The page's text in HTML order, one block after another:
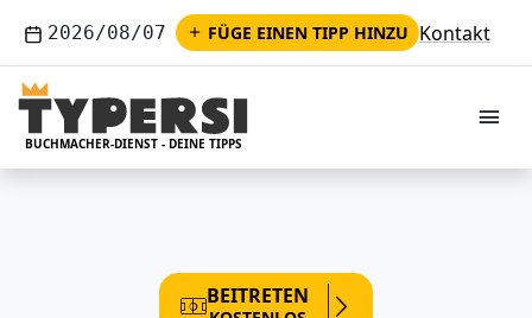
2026/08/07 FÜGE EINEN TIPP HINZU Kontakt
BUCHMACHER-DIENST - DEINE TIPPS
BEITRETEN